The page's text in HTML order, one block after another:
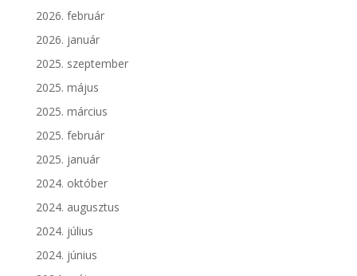
2026. február
2026. január
2025. szeptember
2025. május
2025. március
2025. február
2025. január
2024. október
2024. augusztus
2024. július
2024. június